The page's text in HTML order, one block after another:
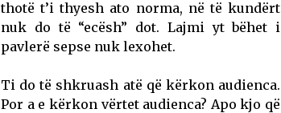
thotë t’i thyesh ato norma, në të kundërt
nuk do të “ecësh” dot. Lajmi yt bëhet i
pavlerë sepse nuk lexohet.
Ti do të shkruash atë që kërkon audienca.
Por a e kërkon vërtet audienca? Apo kjo që